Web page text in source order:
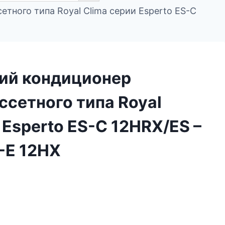
типа Royal Clima серии Esperto ES-C
кондиционер
типа Royal
ES-C 12HRX/ES –
12HX